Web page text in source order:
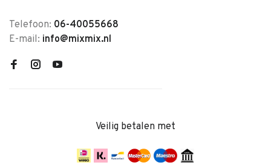
Telefoon: 06-40055668
E-mail: info@mixmix.nl
Veilig betalen met